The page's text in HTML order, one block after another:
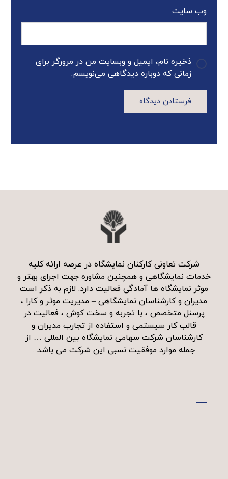
وب‌ سایت
ذخیره نام، ایمیل و وبسایت من در مرورگر برای
زمانی که دوباره دیدگاهی می‌نویسم.
فرستادن دیدگاه
شرکت تعاونی کارکنان نمایشگاه در عرصه ارائه کلیه
خدمات نمایشگاهی و همچنین مشاوره جهت اجرای بهتر و
موثر نمایشگاه ها آمادگی فعالیت دارد. لازم به ذکر است
مدیران و کارشناسان نمایشگاهی – مدیریت موثر و کارا ،
پرسنل متخصص ، با تجربه و سخت کوش ، فعالیت در
قالب کار سیستمی و استفاده از تجارب مدیران و
کارشناسان شرکت سهامی نمایشگاه بین المللی … از
جمله موارد موفقیت نسبی این شرکت می باشد .